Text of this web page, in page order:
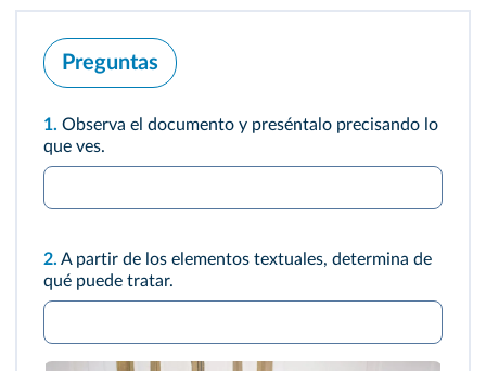
Preguntas
1. Observa el documento y preséntalo precisando lo
que ves.
2. A partir de los elementos textuales, determina de
qué puede tratar.